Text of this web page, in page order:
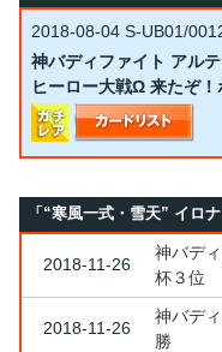
2018-08-04 S-UB01/
神バディファイト アル
ヒーロー大戦Ω 来たぞ！
「“寒風一式・雪天” イロ
2018-11-26
神バデ
杯３位
2018-11-26
神バデ
勝